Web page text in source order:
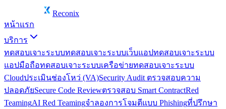
Reconix
หน้าแรก
บริการ
ทดสอบเจาะระบบทดสอบเจาะระบบเว็บแอปทดสอบเจาะระบบ
แอปมือถือทดสอบเจาะระบบเครือข่ายทดสอบเจาะระบบ
Cloudประเมินช่องโหว่ (VA)Security Audit ตรวจสอบความ
ปลอดภัยSecure Code Reviewตรวจสอบ Smart ContractRed
TeamingAI Red Teamingจำลองการโจมตีแบบ Phishingที่ปรึกษา